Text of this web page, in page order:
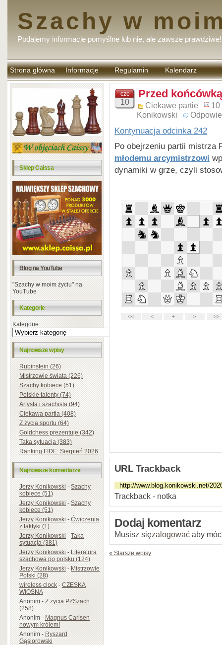
Szachy w
Podajemy informacje pomyślne lub nie, ale zawsze prawdziwe!
Strona główna Informacje Regulamin
komentarzy
Kalendarz
Sklep Caissa
Blog na YouTube
"Szachy w moim życiu" na
YouTube
Kategorie
Kategorie
Najnowsze wpisy
Rubinstein (26)
Mistrzowie świata (226)
Szachy kobiece (51)
Polskie talenty (74)
Artysta i szachista (94)
Ciekawa partia (408)
Z życia sportu (64)
Goldchess prezentuje (342)
Taka sytuacja (383)
Ranking FIDE: Sierpień 2026
Najnowsze komentarze
Jerzy Konikowski-Szachy
kobiece (51)
Jerzy Konikowski-Szachy
kobiece (51)
Jerzy Konikowski-Ćwiczenia
z taktyki (1)
Jerzy Konikowski-Taka
sytuacja (381)
Jerzy Konikowski-Literatura
szachowa po polsku (124)
Jerzy Konikowski-Mistrzowie
Polski (28)
wireless clock-CZESKA
WIOSNA
Anonim-Z życia PZSzach
(258)
Anonim-Magnus Carlsen
nowym królem!
Anonim-Ryszard
Gąsiorowski
cze
10
Przed
Ciekawe partie
10
Konikowski
Kontynuacja odcinka 242
Po obejrzeniu partii mistrza
młodemu arcymistrzowi
dynamiki w grze, czyli
URL Trackback
Trackback - notka
Dodaj komentarz
Musisz sięzalogować aby
« Starsze wpisy